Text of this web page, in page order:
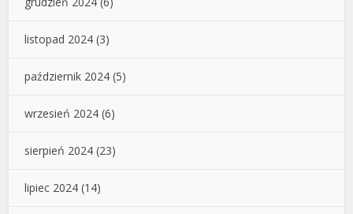
listopad 2024 (3)
październik 2024 (5)
wrzesień 2024 (6)
sierpień 2024 (23)
lipiec 2024 (14)